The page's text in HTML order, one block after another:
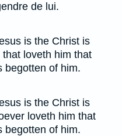
de lui.
is the Christ is
loveth him that
begotten of him.
is the Christ is
loveth him that
begotten of him.